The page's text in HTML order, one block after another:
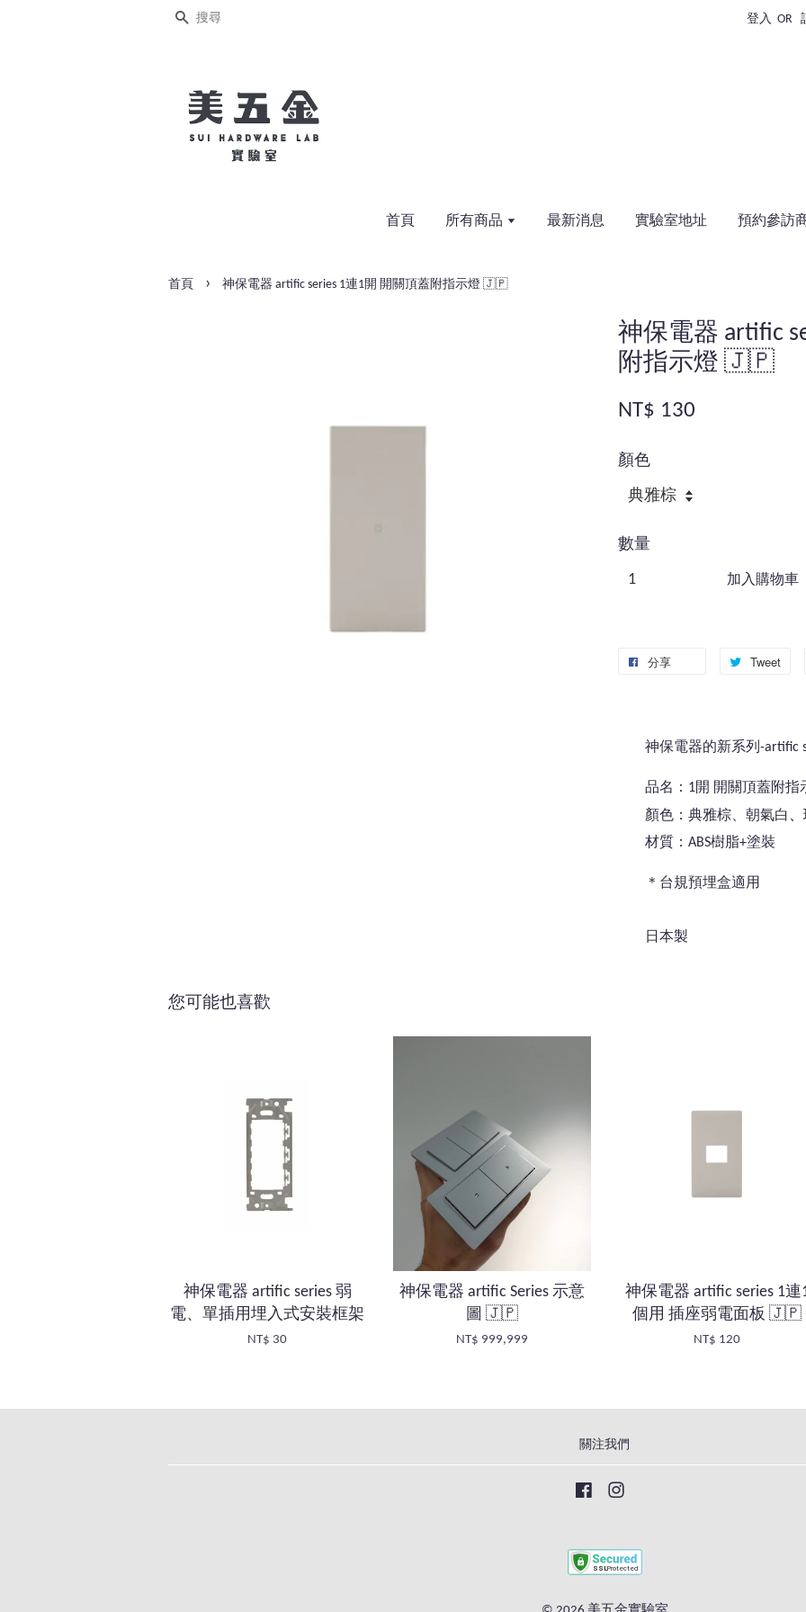
搜尋 登入 OR
首頁 所有商品 最新消息 實驗室地址 預約參訪
首頁 › 神保電器 artific series 1連1開 開關頂蓋附指示燈 🇯🇵
神保電器 artific
附指示燈 🇯🇵
NT$ 130
顏色
數量
加入購物車
分享 Tweet
神保電器的新系列-artific
品名：1開 開關頂蓋附指
顏色：典雅棕、朝氣白
材質：ABS樹脂+塗裝
＊台規預埋盒適用
日本製
您可能也喜歡
神保電器 artific series 弱
電、單插用埋入式安裝框架
NT$ 30
神保電器 artific Series 示意
圖 🇯🇵
NT$ 999,999
神保電器 artific series 1連
個用 插座弱電面板 🇯🇵
NT$ 120
關注我們
Facebook